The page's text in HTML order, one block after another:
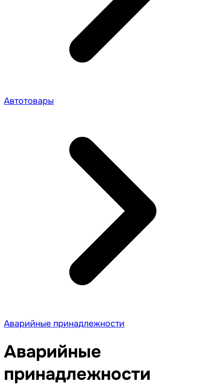
Автотовары
Аварийные принадлежности
Аварийные
принадлежности